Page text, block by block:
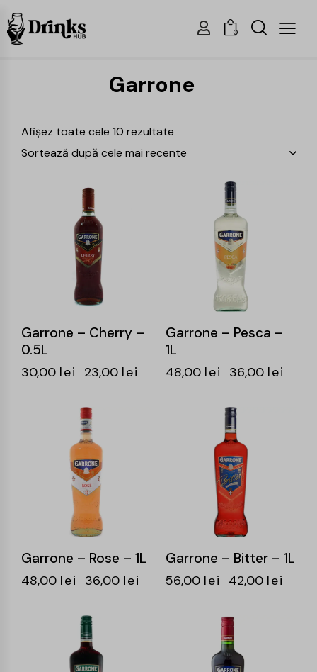
0
Garrone
Afișez toate cele 10 rezultate
Garrone – Cherry –
0.5L
30,00 lei 23,00 lei
Garrone – Pesca –
1L
48,00 lei 36,00 lei
Garrone – Rose – 1L
48,00 lei 36,00 lei
Garrone – Bitter – 1L
56,00 lei 42,00 lei